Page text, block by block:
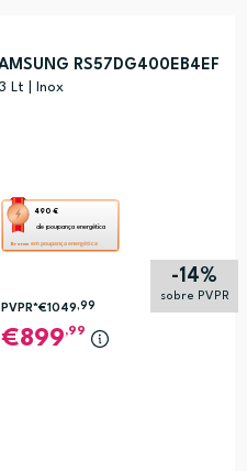
RS57DG400EB4EF
Lt | Inox
490 €
de poupança energética
Bronze em poupança energética
Esta
ação
de
-14%
sobre PVPR
PVPR*€1049,99
899,99